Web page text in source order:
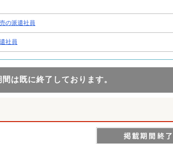
の派遣社員
社員
は既に終了しております。